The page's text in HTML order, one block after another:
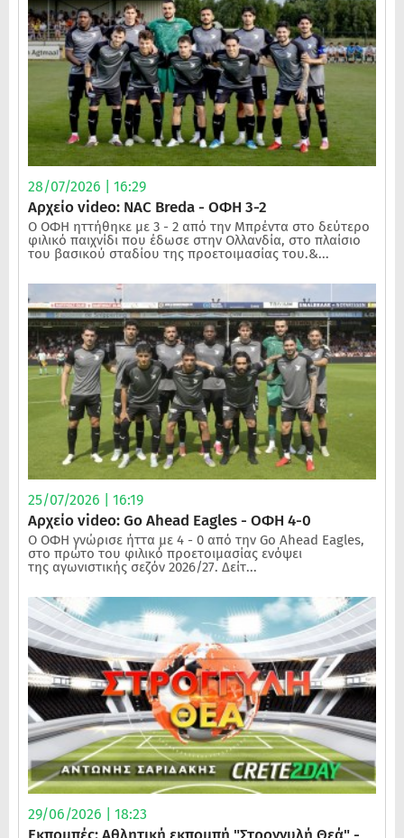
28/07/2026 | 16:29
Αρχείο video: NAC Breda - ΟΦΗ 3-2
Ο ΟΦΗ ηττήθηκε με 3 - 2 από την Μπρέντα στο δεύτερο
φιλικό παιχνίδι που έδωσε στην Ολλανδία, στο πλαίσιο
του βασικού σταδίου της προετοιμασίας του.&...
25/07/2026 | 16:19
Αρχείο video: Go Ahead Eagles - ΟΦΗ 4-0
Ο ΟΦΗ γνώρισε ήττα με 4 - 0 από την Go Ahead Eagles,
στο πρώτο του φιλικό προετοιμασίας ενόψει
της αγωνιστικής σεζόν 2026/27. Δείτ...
29/06/2026 | 18:23